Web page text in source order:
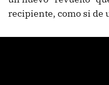
recipiente, como si de